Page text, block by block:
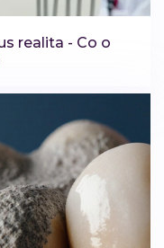
realita - Co o